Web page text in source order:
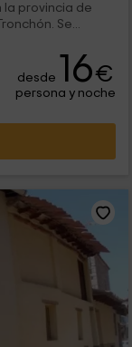
la provincia de
Se...
desde 16€
persona y noche